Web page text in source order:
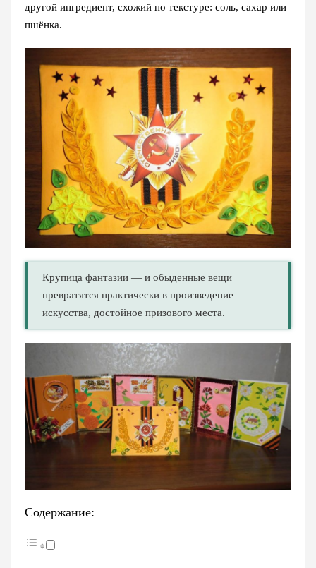
другой ингредиент, схожий по текстуре: соль, сахар или
пшёнка.
Крупица фантазии — и обыденные вещи
превратятся практически в произведение
искусства, достойное призового места.
Содержание: